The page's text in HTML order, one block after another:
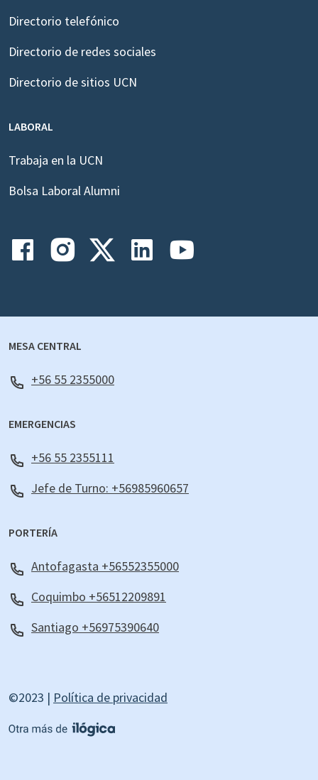
Directorio telefónico
Directorio de redes sociales
Directorio de sitios UCN
LABORAL
Trabaja en la UCN
Bolsa Laboral Alumni
MESA CENTRAL
+56 55 2355000
EMERGENCIAS
+56 55 2355111
Jefe de Turno: +56985960657
PORTERÍA
Antofagasta +56552355000
Coquimbo +56512209891
Santiago +56975390640
©2023 | Política de privacidad